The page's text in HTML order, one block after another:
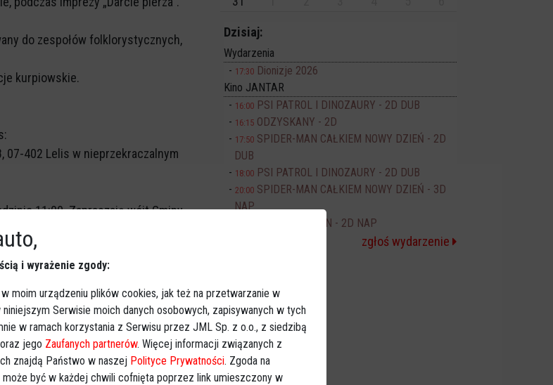
do zespołów folklorystycznych,
kurpiowskie.
07-402 Lelis w nieprzekraczalnym
11:00. Zapraszają wójt Gminy
Obserwuj w Google News
Dzisiaj:
Wydarzenia
17:30 Dionizje 2026
Kino JANTAR
16:00 PSI PATROL I DINOZAURY - 2D DUB
16:15 ODZYSKANY - 2D
17:50 SPIDER-MAN CAŁKIEM NOWY DZIEŃ - 2D
DUB
18:00 PSI PATROL I DINOZAURY - 2D DUB
20:00 SPIDER-MAN CAŁKIEM NOWY DZIEŃ - 3D
NAP
ICE CREAM MAN - 2D NAP
zgłoś wydarzenie
i wyrażenie zgody:
moim urządzeniu plików cookies, jak też na przetwarzanie w
Serwisie moich danych osobowych, zapisywanych w tych
w ramach korzystania z Serwisu przez JML Sp. z o.o., z siedzibą
jego Zaufanych partnerów. Więcej informacji związanych z
znajdą Państwo w naszej Polityce Prywatności. Zgoda na
być w każdej chwili cofnięta poprzez link umieszczony w